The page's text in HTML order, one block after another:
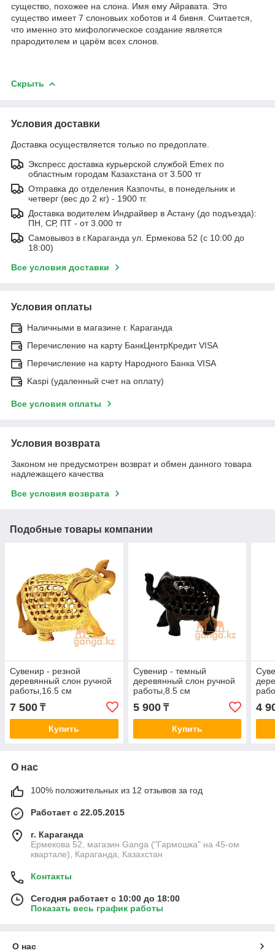
существо, похожее на слона. Имя ему Айравата. Это
существо имеет 7 слоновьих хоботов и 4 бивня. Считается,
что именно это мифологическое создание является
прародителем и царём всех слонов.
Скрыть
Условия доставки
Доставка осуществляется только по предоплате.
Экспресс доставка курьерской службой Emex по
областным городам Казахстана от 3.500 тг
Отправка до отделения Казпочты, в понедельник и
четверг (вес до 2 кг) - 1900 тг.
Доставка водителем Индрайвер в Астану (до подъезда):
ПН, СР, ПТ - от 3.000 тг
Самовывоз в г.Караганда ул. Ермекова 52 (с 10:00 до
18:00)
Все условия доставки
Условия оплаты
Наличными в магазине г. Караганда
Перечисление на карту БанкЦентрКредит VISA
Перечисление на карту Народного Банка VISA
Kaspi (удаленный счет на оплату)
Все условия оплаты
Условия возврата
Законом не предусмотрен возврат и обмен данного товара
надлежащего качества
Все условия возврата
Подобные товары компании
Сувенир - резной
деревянный слон ручной
работы,16.5 см
7 500 ₸
Купить
Сувенир - темный
деревянный слон ручной
работы,8.5 см
5 900₸
Купить
4
О нас
100% положительных из 12 отзывов за год
Работает с 22.05.2015
г. Караганда
Ермекова 52, магазин Ganga ("Гармошка" на 45-ом
квартале), Караганда, Казахстан
Контакты
Сегодня работает с 10:00 до 18:00
Показать весь график работы
О нас